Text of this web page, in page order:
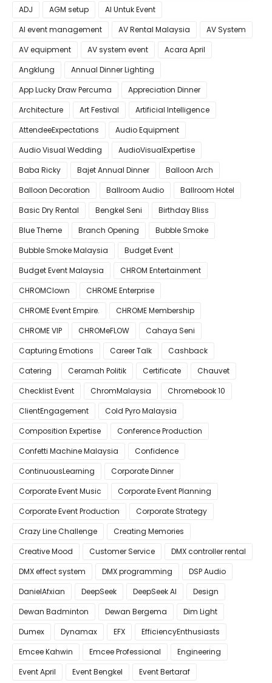
ADJ
AGM setup
AI Untuk Event
AI event management
AV Rental Malaysia
AV System
AV equipment
AV system event
Acara April
Angklung
Annual Dinner Lighting
App Lucky Draw Percuma
Appreciation Dinner
Architecture
Art Festival
Artificial Intelligence
AttendeeExpectations
Audio Equipment
Audio Visual Wedding
AudioVisualExpertise
Baba Ricky
Bajet Annual Dinner
Balloon Arch
Balloon Decoration
Ballroom Audio
Ballroom Hotel
Basic Dry Rental
Bengkel Seni
Birthday Bliss
Blue Theme
Branch Opening
Bubble Smoke
Bubble Smoke Malaysia
Budget Event
Budget Event Malaysia
CHROM Entertainment
CHROMClown
CHROME Enterprise
CHROME Event Empire.
CHROME Membership
CHROME VIP
CHROMeFLOW
Cahaya Seni
Capturing Emotions
Career Talk
Cashback
Catering
Ceramah Politik Certificate
Chauvet
Checklist Event
ChromMalaysia
Chromebook 10
ClientEngagement
Cold Pyro Malaysia
Composition Expertise
Conference Production
Confetti Machine Malaysia
Confidence
ContinuousLearning
Corporate Dinner
Corporate Event Music
Corporate Event Planning
Corporate Event Production
Corporate Strategy
Crazy Line Challenge
Creating Memories
Creative Mood
Customer Service
DMX controller rental
DMX effect system
DMX programming
DSP Audio
DanielAfxian
DeepSeek DeepSeek AI
Design
Dewan Badminton
Dewan Bergema
Dim Light
Dumex
Dynamax EFX
EfficiencyEnthusiasts
Emcee Kahwin
Emcee Professional
Engineering
Event April
Event Bengkel
Event Bertaraf